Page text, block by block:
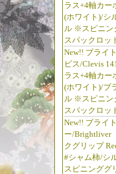
ラス+4軸カー
(ホワイト)/シ
ル ※スピニン
スパックロッ
New!! ブライ
ビス/Clevis
ラス+4軸カー
(ホワイト)/ブ
ル ※スピニン
スパックロッ
New!! ブライ
ー/Brightliver
クグリップ
#シャム柿/シ
スピニンググ